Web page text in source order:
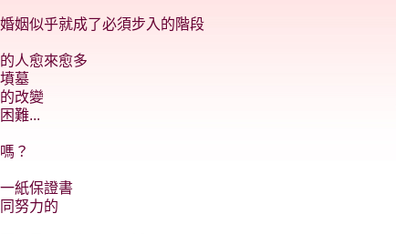
姻似乎就成了必須步入的階段
人愈來愈多
墓
改變
難...
？
紙保證書
努力的